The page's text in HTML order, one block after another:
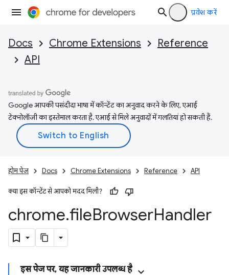
प्रवेश करें
Docs Chrome Extensions
Reference
API
Google आपकी पसंदीदा भाषा में कॉन्टेंट का अनुवाद करने के लिए, एआई
टेक्नोलॉजी का इस्तेमाल करता है. एआई से मिले अनुवादों में गलतियां हो सकती हैं.
होम पेज Docs Chrome Extensions Reference API
क्या इस कॉन्टेंट से आपको मदद मिली?
chrome.fileBrowserHandler
इस पेज पर, यह जानकारी उपलब्ध है